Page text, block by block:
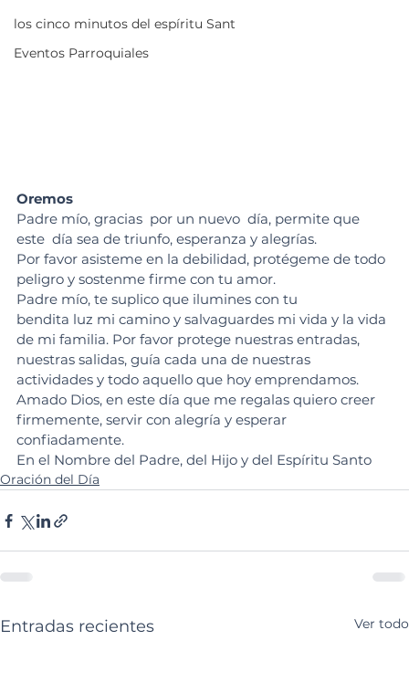
los cinco minutos del espíritu Sant
Eventos Parroquiales
Oremos
Padre mío, gracias  por un nuevo  día, permite que
este  día sea de triunfo, esperanza y alegrías.
Por favor asisteme en la debilidad, protégeme de todo
peligro y sostenme firme con tu amor.
Padre mío, te suplico que ilumines con tu
bendita luz mi camino y salvaguardes mi vida y la vida
de mi familia. Por favor protege nuestras entradas,
nuestras salidas, guía cada una de nuestras
actividades y todo aquello que hoy emprendamos.
Amado Dios, en este día que me regalas quiero creer
firmemente, servir con alegría y esperar
confiadamente.
En el Nombre del Padre, del Hijo y del Espíritu Santo
Oración del Día
Entradas recientes Ver todo